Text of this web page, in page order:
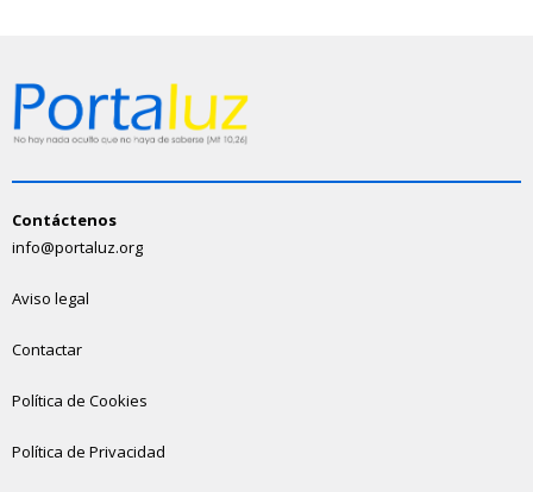
Contáctenos
info@portaluz.org
Aviso legal
Contactar
Política de Cookies
Política de Privacidad